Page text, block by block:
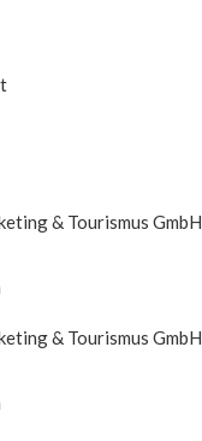
& Tourismus GmbH
& Tourismus GmbH